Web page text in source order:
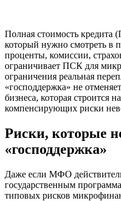
Полная стоимость кредита
который нужно смотреть в
проценты, комиссии,
ограничивает ПСК для
ограничения реальная
«господдержка» не
бизнеса, которая строится
компенсирующих риски
Риски, которые
«господдержка»
Даже если МФО
государственным
типовых рисков